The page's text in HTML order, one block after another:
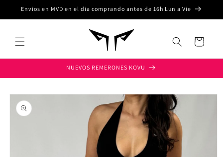
directamente
al contenido
Envios en MVD en el dia comprando antes de 16h Lun a Vie
Carrito
NUEVOS REMERONES KOVU
directamente
a la
información